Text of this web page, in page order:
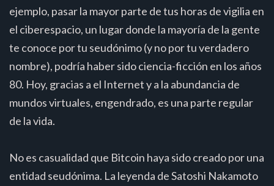
ejemplo, pasar la mayor parte de tus horas de vigilia en
el ciberespacio, un lugar donde la mayoría de la gente
te conoce por tu seudónimo (y no por tu verdadero
nombre), podría haber sido ciencia-ficción en los años
80. Hoy, gracias a el Internet y a la abundancia de
mundos virtuales, engendrado, es una parte regular
de la vida.
No es casualidad que Bitcoin haya sido creado por una
entidad seudónima. La leyenda de Satoshi Nakamoto